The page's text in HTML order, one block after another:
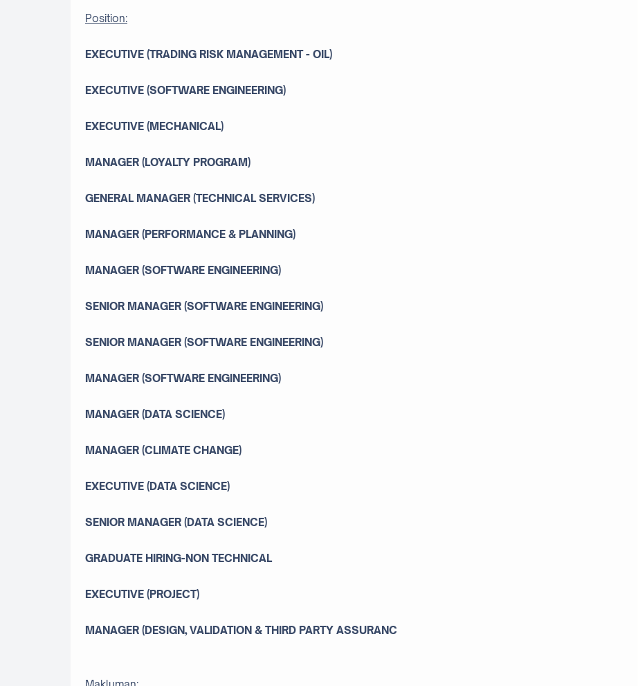
Position:
EXECUTIVE (TRADING RISK MANAGEMENT - OIL)
EXECUTIVE (SOFTWARE ENGINEERING)
EXECUTIVE (MECHANICAL)
MANAGER (LOYALTY PROGRAM)
GENERAL MANAGER (TECHNICAL SERVICES)
MANAGER (PERFORMANCE & PLANNING)
MANAGER (SOFTWARE ENGINEERING)
SENIOR MANAGER (SOFTWARE ENGINEERING)
SENIOR MANAGER (SOFTWARE ENGINEERING)
MANAGER (SOFTWARE ENGINEERING)
MANAGER (DATA SCIENCE)
MANAGER (CLIMATE CHANGE)
EXECUTIVE (DATA SCIENCE)
SENIOR MANAGER (DATA SCIENCE)
GRADUATE HIRING-NON TECHNICAL
EXECUTIVE (PROJECT)
MANAGER (DESIGN, VALIDATION & THIRD PARTY ASSURANC